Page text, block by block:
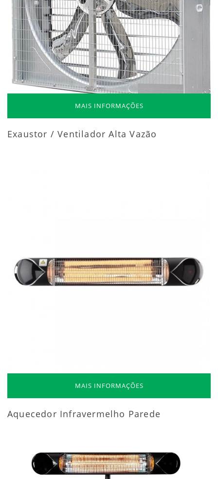
MAIS INFORMAÇÕES
Exaustor / Ventilador Alta Vazão
MAIS INFORMAÇÕES
Aquecedor Infravermelho Parede